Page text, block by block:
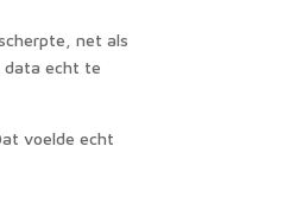
net als
data echt te
voelde echt